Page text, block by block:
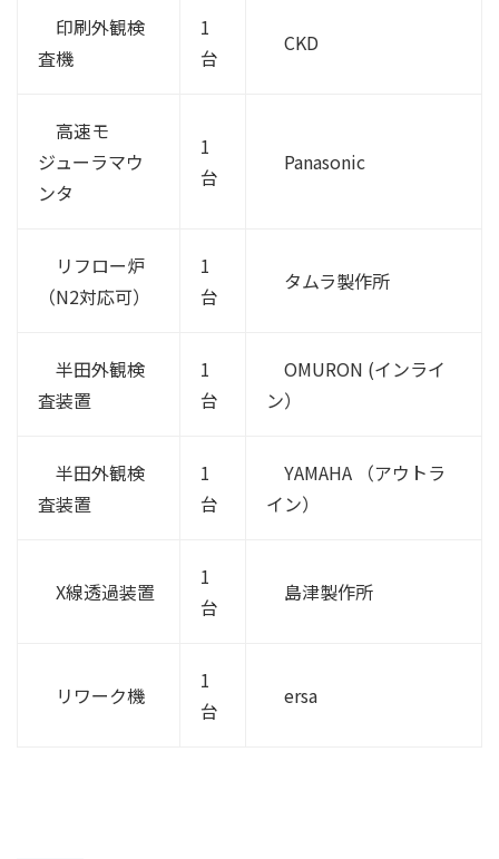
印刷外観検
査機
1
台
CKD
高速モ
ジューラマウ
ンタ
1
台
Panasonic
リフロー炉
（N2対応可）
1
台
タムラ製作所
半田外観検
査装置
1
台
OMURON (インライ
ン）
半田外観検
査装置
1
台
YAMAHA （アウトラ
イン）
X線透過装置
1
台
島津製作所
リワーク機
1
台
ersa